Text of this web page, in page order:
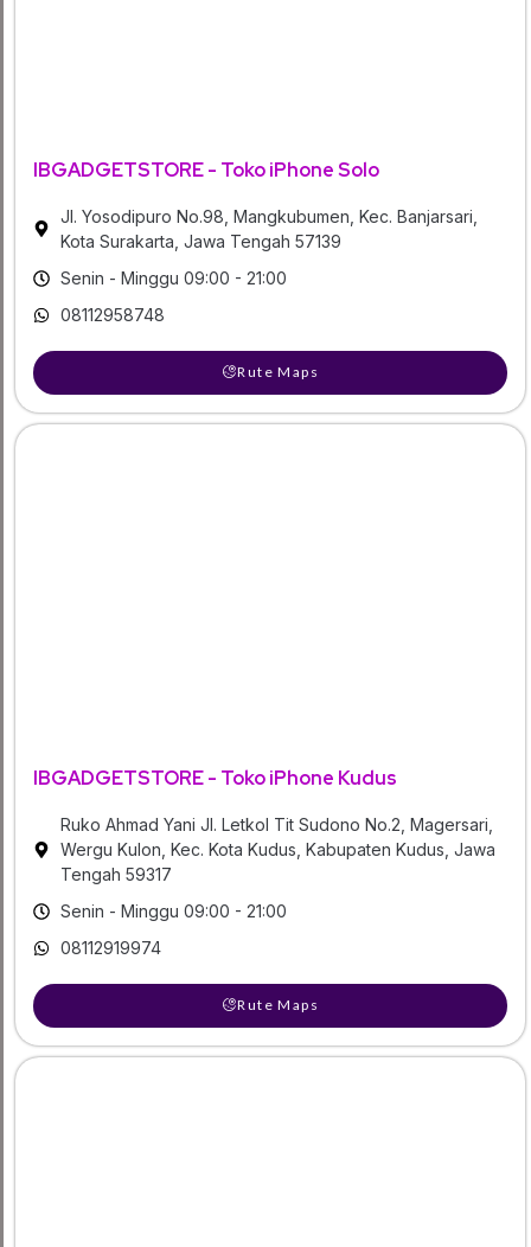
IBGADGETSTORE - Toko iPhone Solo
Jl. Yosodipuro No.98, Mangkubumen, Kec. Banjarsari,
Kota Surakarta, Jawa Tengah 57139
Senin - Minggu 09:00 - 21:00
08112958748
Rute Maps
IBGADGETSTORE - Toko iPhone Kudus
Ruko Ahmad Yani Jl. Letkol Tit Sudono No.2, Magersari,
Wergu Kulon, Kec. Kota Kudus, Kabupaten Kudus, Jawa
Tengah 59317
Senin - Minggu 09:00 - 21:00
08112919974
Rute Maps